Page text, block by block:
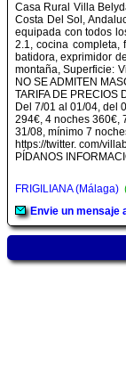
Casa Rural Villa
Costa Del Sol,
equipada con todos
2.1, cocina completa,
batidora, exprimidor
montaña, Superficie:
NO SE ADMITEN
TARIFA DE PRECIOS
Del 7/01 al 01/04, del
294€, 4 noches 360€,
31/08, mínimo 7
https://twitter. com/
PÍDANOS
FRIGILIANA (Málaga)
Envie un mensaje